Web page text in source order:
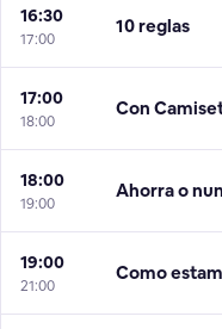
16:30
17:00
10 reglas
17:00
18:00
Con
18:00
19:00
Ahorra o
19:00
21:00
Como